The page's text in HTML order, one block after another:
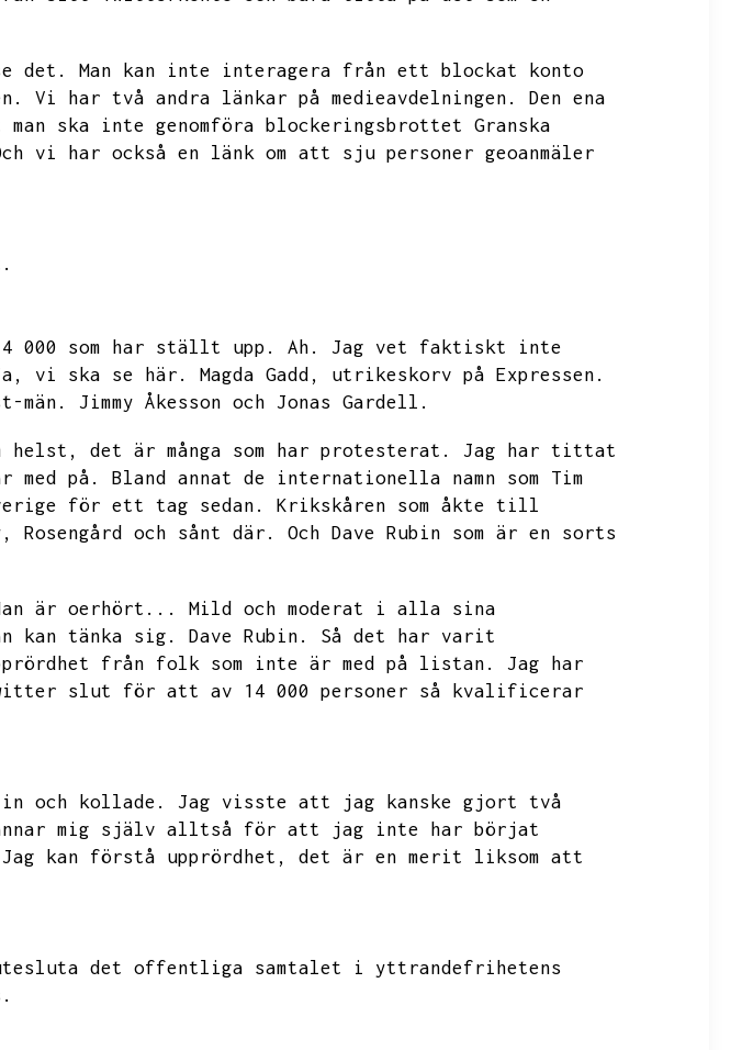
det.
Man kan inte interagera från ett blockat konto
Vi har två andra länkar på medieavdelningen.
Den ena
ska inte genomföra blockeringsbrottet Granska
vi har också en länk om att sju personer geoanmäler
000 som har ställt upp. Ah.
Jag vet faktiskt inte
vi ska se här. Magda Gadd,
utrikeskorv på Expressen.
män. Jimmy Åkesson och Jonas Gardell.
helst, det är många som har protesterat.
Jag har tittat
med på.
Bland annat de internationella namn som Tim
för ett tag sedan.
Krikskåren som åkte till
Rosengård och sånt där.
Och Dave Rubin som är en sorts
är oerhört...
Mild och moderat i alla sina
kan tänka sig. Dave Rubin.
Så det har varit
från folk som inte är med på listan.
Jag har
slut för att av 14 000 personer så kvalificerar
och kollade.
Jag visste att jag kanske gjort två
mig själv alltså för att jag inte har börjat
Jag kan förstå upprördhet,
det är en merit liksom att
det offentliga samtalet i yttrandefrihetens